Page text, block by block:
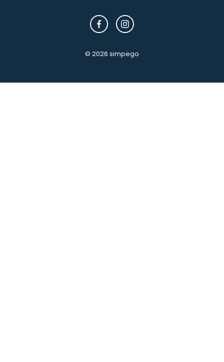
© 2026 simpego